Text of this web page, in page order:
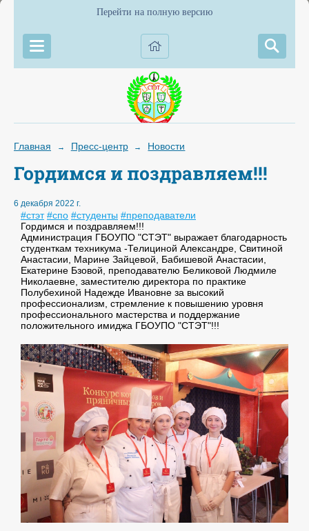
Перейти на полную версию
Главная → Пресс-центр → Новости
Гордимся и поздравляем!!!
6 декабря 2022 г.
#стэт #спо #студенты #преподаватели
Гордимся и поздравляем!!!
Администрация ГБОУПО "СТЭТ" выражает благодарность
студенткам техникума -Телициной Александре, Свитиной
Анастасии, Марине Зайцевой, Бабишевой Анастасии,
Екатерине Бзовой, преподавателю Беликовой Людмиле
Николаевне, заместителю директора по практике
Полубехиной Надежде Ивановне за высокий
профессионализм, стремление к повышению уровня
профессионального мастерства и поддержание
положительного имиджа ГБОУПО "СТЭТ"!!!